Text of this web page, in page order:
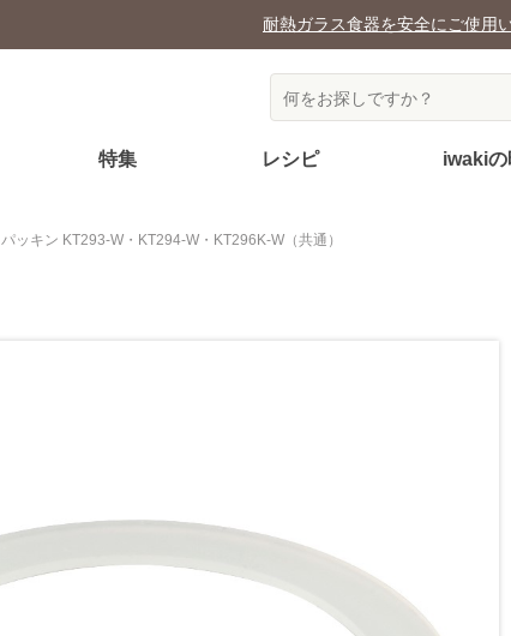
耐熱ガラス食器を安全にご使用
特集 レシピ iwakiの
パッキン KT293-W・KT294-W・KT296K-W（共通）